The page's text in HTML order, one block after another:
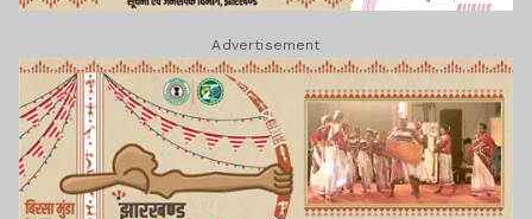
Advertisement